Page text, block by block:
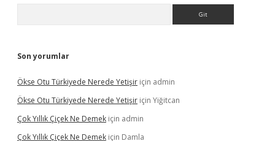
Son yorumlar
Ökse Otu Türkiyede Nerede Yetişir için admin
Ökse Otu Türkiyede Nerede Yetişir için Yiğitcan
Çok Yıllık Çiçek Ne Demek için admin
Çok Yıllık Çiçek Ne Demek için Damla